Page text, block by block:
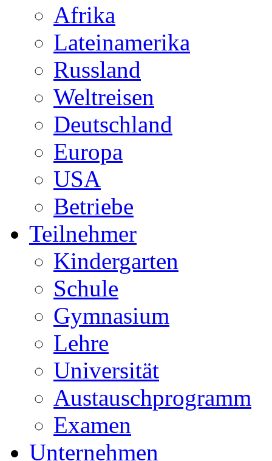
Afrika
Lateinamerika
Russland
Weltreisen
Deutschland
Europa
USA
Betriebe
Teilnehmer
Kindergarten
Schule
Gymnasium
Lehre
Universität
Austauschprogramm
Examen
Unternehmen